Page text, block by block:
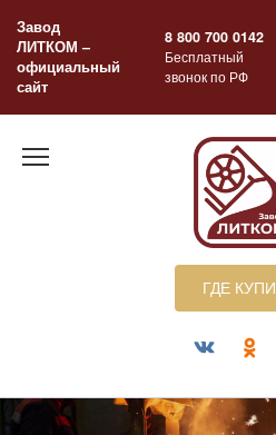
содержанию
Завод
ЛИТКОМ –
официальный
сайт
8 800 700 0142
Бесплатный
звонок по РФ
ГДЕ